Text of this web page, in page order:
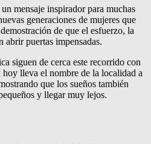
mensaje inspirador para muchas
generaciones de mujeres que
de que el esfuerzo, la
abrir puertas impensadas.
siguen de cerca este recorrido con
lleva el nombre de la localidad a
que los sueños también
y llegar muy lejos.